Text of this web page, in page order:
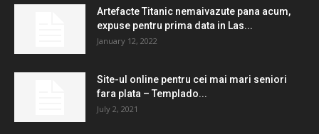
Artefacte Titanic nemaivazute pana acum,
expuse pentru prima data in Las...
January 12, 2022
Site-ul online pentru cei mai mari seniori
fara plata – Templado...
July 2, 2021